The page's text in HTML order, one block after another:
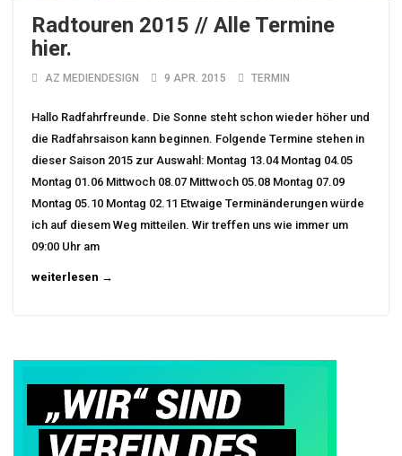
Radtouren 2015 // Alle Termine
hier.
AZ MEDIENDESIGN 9 APR. 2015 TERMIN
Hallo Radfahrfreunde. Die Sonne steht schon wieder höher und
die Radfahrsaison kann beginnen. Folgende Termine stehen in
dieser Saison 2015 zur Auswahl: Montag 13.04 Montag 04.05
Montag 01.06 Mittwoch 08.07 Mittwoch 05.08 Montag 07.09
Montag 05.10 Montag 02.11 Etwaige Terminänderungen würde
ich auf diesem Weg mitteilen. Wir treffen uns wie immer um
09:00 Uhr am
weiterlesen →